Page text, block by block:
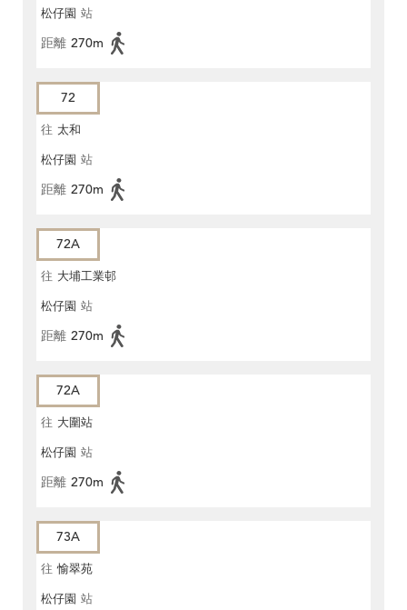
松仔園 站
距離 270m
72
往 太和
松仔園 站
距離 270m
72A
往 大埔工業邨
松仔園 站
距離 270m
72A
往 大圍站
松仔園 站
距離 270m
73A
往 愉翠苑
松仔園 站